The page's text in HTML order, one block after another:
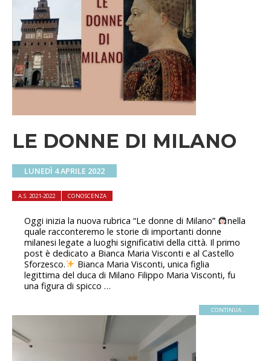
LE DONNE DI MILANO
LUNEDÌ 4 APRILE 2022
A.S. 2021-2022 CONOSCENZA
Oggi inizia la nuova rubrica “Le donne di Milano”
nella
quale racconteremo le storie di importanti donne
milanesi legate a luoghi significativi della città. Il primo
post è dedicato a Bianca Maria Visconti e al Castello
Sforzesco.
Bianca Maria Visconti, unica figlia
legittima del duca di Milano Filippo Maria Visconti, fu
una figura di spicco …
CONTINUA...